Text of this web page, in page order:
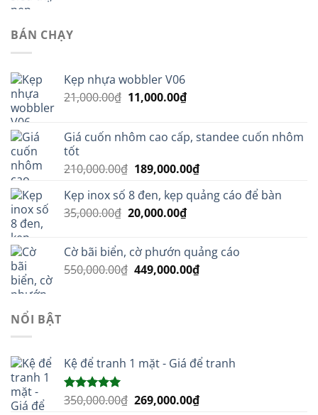
BÁN CHẠY
Kẹp nhựa wobbler V06
21,000.00₫ Giá
21,000.00₫.
11,000.00₫Giá
là:
Giá cuốn nhôm cao cấp, standee cuốn nhôm
tốt
210,000.00₫ Giá
là:
210,000.00₫.
189,000.00₫Giá
tại
Kẹp inox số 8 đen, kẹp quảng cáo để bàn
35,000.00₫ Giá
35,000.00₫.
20,000.00₫Giá
là:
20,000.00₫.
Cờ bãi biển, cờ phướn quảng cáo
550,000.00₫ Giá
449,000.00₫Giá
NỔI BẬT
Kệ để tranh 1 mặt - Giá để tranh
Được xếp
350,000.00₫ Giá
269,000.00₫Giá